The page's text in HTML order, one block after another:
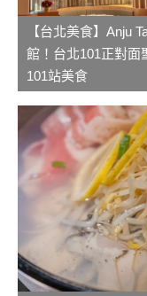
【台北美食】Anju
館！台北101正對面
101站美食